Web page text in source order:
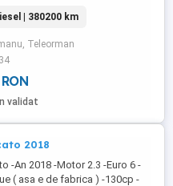
automat -Computer bord -
-Oglinzi electrice -Pilot
9000 -Accet unele variante
la sau
| 380200 km
Teleorman
validat
2018
-An 2018 -Motor 2.3 -Euro 6 -
( asa e de fabrica ) -130cp -